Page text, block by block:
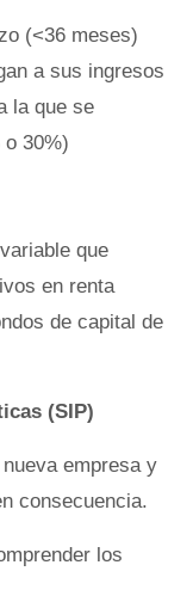
(<36 meses)
a sus ingresos
la que se
30%)
que
en renta
de capital de
(SIP)
empresa y
consecuencia.
los